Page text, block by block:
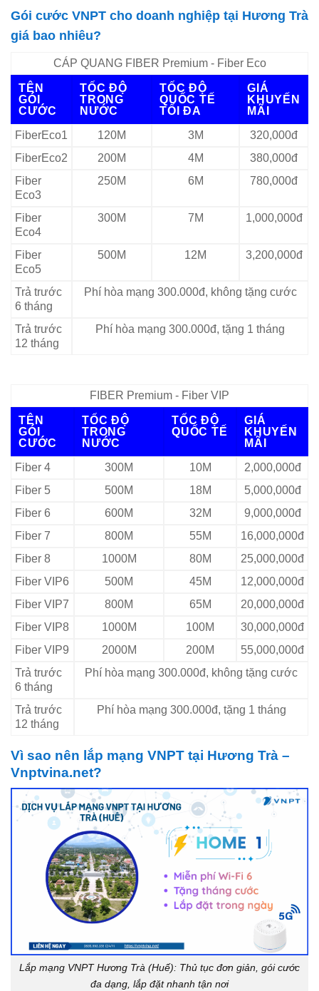
Gói cước VNPT cho doanh nghiệp tại Hương Trà
giá bao nhiêu?
CÁP QUANG FIBER Premium - Fiber Eco
TÊN
GÓI
CƯỚC
TỐC ĐỘ
TRONG
NƯỚC
TỐC ĐỘ
QUỐC TẾ
TỐI ĐA
GIÁ
KHUYẾN
MÃI
FiberEco1
120M 3M
320,000đ
FiberEco2
200M 4M
380,000đ
Fiber
Eco3
250M 6M 780,000đ
Fiber
Eco4
300M 7M 1,000,000đ
Fiber
Eco5
500M 12M 3,200,000đ
Trả trước
6 tháng
Phí hòa mạng 300.000đ, không tặng cước
Trả trước
12 tháng
Phí hòa mạng 300.000đ, tặng 1 tháng
FIBER Premium - Fiber VIP
TÊN
GÓI
CƯỚC
TỐC ĐỘ
TRONG
NƯỚC
TỐC ĐỘ
QUỐC TẾ
GIÁ
KHUYẾN
MÃI
Fiber 4
300M 10M
2,000,000đ
Fiber 5
500M 18M
5,000,000đ
Fiber 6
600M 32M
9,000,000đ
Fiber 7
800M 55M
16,000,000đ
Fiber 8
1000M 80M
25,000,000đ
Fiber VIP6
500M 45M
12,000,000đ
Fiber VIP7
800M 65M
20,000,000đ
Fiber VIP8
1000M 100M
30,000,000đ
Fiber VIP9
2000M 200M
55,000,000đ
Trả trước
6 tháng
Phí hòa mạng 300.000đ, không tặng cước
Trả trước
12 tháng
Phí hòa mạng 300.000đ, tặng 1 tháng
Vì sao nên lắp mạng VNPT tại Hương Trà –
Vnptvina.net?
Lắp mạng VNPT Hương Trà (Huế): Thủ tục đơn giản, gói cước
đa dạng, lắp đặt nhanh tận nơi